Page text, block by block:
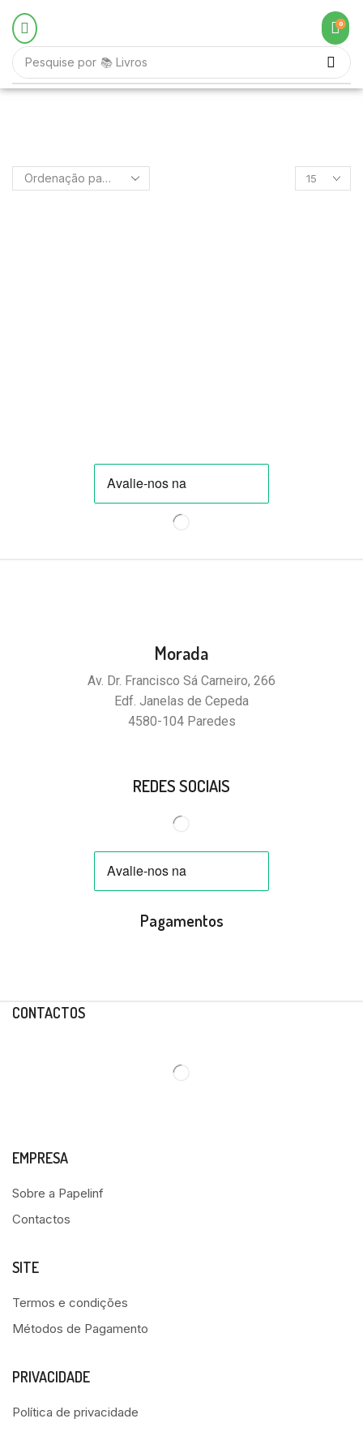
Pesquise por 📚 Livros
0
Morada
Av. Dr. Francisco Sá Carneiro, 266
Edf. Janelas de Cepeda
4580-104 Paredes
REDES SOCIAIS
Pagamentos
CONTACTOS
EMPRESA
Sobre a Papelinf
Contactos
SITE
Termos e condições
Métodos de Pagamento
PRIVACIDADE
Política de privacidade